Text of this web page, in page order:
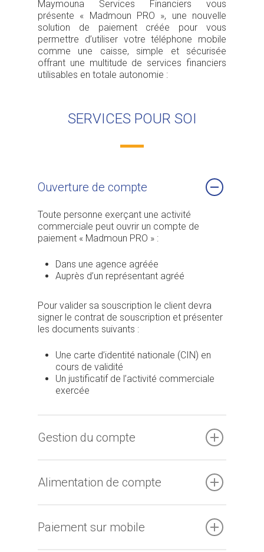
Maymouna Services Financiers vous
présente « Madmoun PRO », une nouvelle
solution de paiement créée pour vous
permettre d’utiliser votre téléphone mobile
comme une caisse, simple et sécurisée
offrant une multitude de services financiers
utilisables en totale autonomie :
SERVICES POUR SOI
Ouverture de compte
Toute personne exerçant une activité
commerciale peut ouvrir un compte de
paiement « Madmoun PRO » :
Dans une agence agréée
Auprès d’un représentant agréé
Pour valider sa souscription le client devra
signer le contrat de souscription et présenter
les documents suivants :
Une carte d’identité nationale (CIN) en
cours de validité
Un justificatif de l’activité commerciale
exercée
Gestion du compte
Alimentation de compte
Paiement sur mobile